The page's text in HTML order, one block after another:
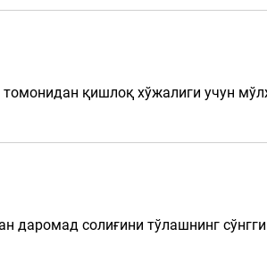
қишлоқ хўжалиги учун
солиғини тўлашнинг